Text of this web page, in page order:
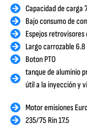
Capacidad de carga
Bajo consumo de
Espejos
Largo carrozable
Boton PTO
tanque de aluminio
útil a la inyección y
Motor emisiones
235/75 Rin 17.5